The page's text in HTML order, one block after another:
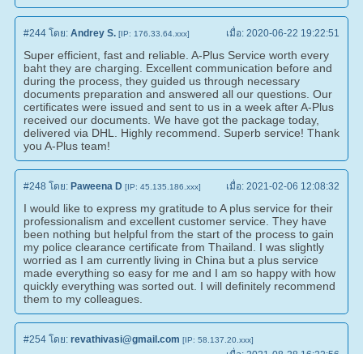
#244โดย: Andrey S. [IP: 176.33.64.xxx] เมื่อ: 2020-06-22 19:22:51
Super efficient, fast and reliable. A-Plus Service worth every
baht they are charging. Excellent communication before and
during the process, they guided us through necessary
documents preparation and answered all our questions. Our
certificates were issued and sent to us in a week after A-Plus
received our documents. We have got the package today,
delivered via DHL. Highly recommend. Superb service! Thank
you A-Plus team!
#248 โดย: Paweena D [IP: 45.135.186.xxx] เมื่อ: 2021-02-06 12:08:32
I would like to express my gratitude to A plus service for their
professionalism and excellent customer service. They have
been nothing but helpful from the start of the process to gain
my police clearance certificate from Thailand. I was slightly
worried as I am currently living in China but a plus service
made everything so easy for me and I am so happy with how
quickly everything was sorted out. I will definitely recommend
them to my colleagues.
#254โดย: revathivasi@gmail.com [IP: 58.137.20.xxx]